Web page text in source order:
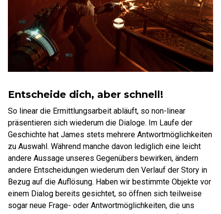
Entscheide dich, aber schnell!
So linear die Ermittlungsarbeit abläuft, so non-linear
präsentieren sich wiederum die Dialoge. Im Laufe der
Geschichte hat James stets mehrere Antwortmöglichkeiten
zu Auswahl. Während manche davon lediglich eine leicht
andere Aussage unseres Gegenübers bewirken, ändern
andere Entscheidungen wiederum den Verlauf der Story in
Bezug auf die Auflösung. Haben wir bestimmte Objekte vor
einem Dialog bereits gesichtet, so öffnen sich teilweise
sogar neue Frage- oder Antwortmöglichkeiten, die uns